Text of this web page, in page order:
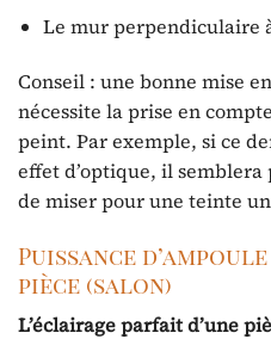
Le mur perpendiculaire
Conseil : une bonne mise
nécessite la prise en
peint. Par exemple, si ce
effet d’optique, il
de miser pour une teinte
Puissance
pièce (salon)
L’éclairage parfait d’une